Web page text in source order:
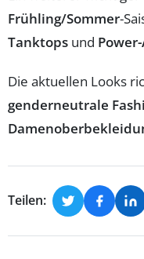
Frühling/Sommer-
Tanktops und
Die aktuellen Looks
genderneutrale
Teilen: